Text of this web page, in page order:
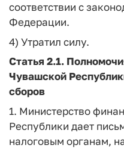
соответствии с
Федерации.
4) Утратил силу.
Статья 2.1.
Чувашской
сборов
1. Министерство
Республики дает
налоговым органам,